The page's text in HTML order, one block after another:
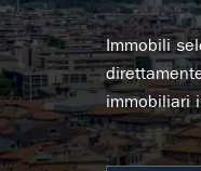
Immobili
immobiliari